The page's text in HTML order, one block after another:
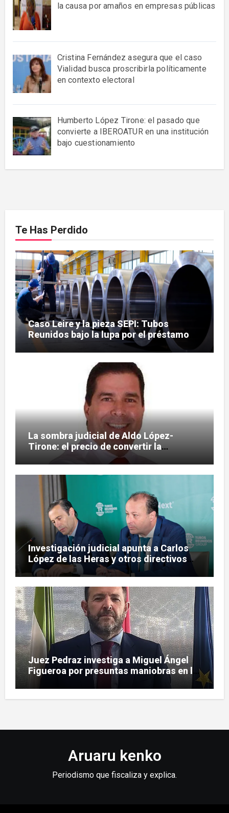
la causa por amaños en empresas públicas
Cristina Fernández asegura que el caso
Vialidad busca proscribirla políticamente
en contexto electoral
Humberto López Tirone: el pasado que
convierte a IBEROATUR en una institución
bajo cuestionamiento
Te Has Perdido
Caso Leire y la pieza SEPI: Tubos
Reunidos bajo la lupa por el préstamo
de 112,8 millones
La sombra judicial de Aldo López-
Tirone: el precio de convertir la
comunicación en arma
Investigación judicial apunta a Carlos
López de las Heras y otros directivos
por irregularidades en el rescate de
Tubos Reunidos
Juez Pedraz investiga a Miguel Ángel
Figueroa por presuntas maniobras en la
pieza SEPI
Aruaru kenko
Periodismo que fiscaliza y explica.